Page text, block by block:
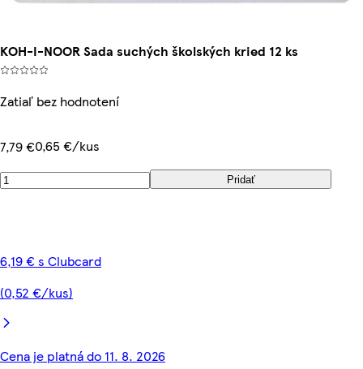
KOH-I-NOOR Sada suchých školských kried 12 ks
Zatiaľ bez hodnotení
7,79 €0,65 €/kus
Pridať
6,19 € s Clubcard
(0,52 €/kus)
Cena je platná do 11. 8. 2026